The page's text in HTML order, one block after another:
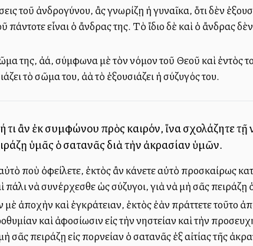
τοῦ ἀνδρογύνου, ἂς γνωρίζῃ ἡ γυναῖκα, ὅτι δὲν
εἶναι ὁ ἄνδρας της. Τὸ ἴδιο δὲ καὶ ὁ ἄνδρας δὲν
της, ἀλλά, σύμφωνα μὲ τὸν νόμον τοῦ Θεοῦ καὶ ἐντὸς
τὸ σῶμα του, ἀλλὰ τὸ ἐξουσιάζει ἡ σύζυγός του.
τι ἂν ἐκ συμφώνου πρὸς καιρόν, ἵνα σχολάζητε τῇ
ὑμᾶς ὁ σατανᾶς διὰ τὴν ἀκρασίαν ὑμῶν.
αὐτὸ ποὺ ὀφείλετε, ἐκτὸς ἂν κάνετε αὐτὸ προσκαίρως
πάλι νὰ συνέρχεσθε ὡς σύζυγοι, γιὰ νὰ μὴ σᾶς
μὲ ἀποχὴν καὶ ἐγκράτειαν, ἐκτὸς ἐὰν πράττετε
καὶ ἀφοσίωσιν εἰς τὴν νηστείαν καὶ τὴν
σᾶς πειράζῃ εἰς πορνείαν ὁ σατανᾶς ἐξ αἰτίας τῆς